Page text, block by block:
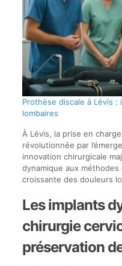
Prothèse discale à Lévis
lombaires
À Lévis, la prise en
révolutionnée par
innovation chirurgicale
dynamique aux méthodes
croissante des douleurs
Les implants
chirurgie
préservation